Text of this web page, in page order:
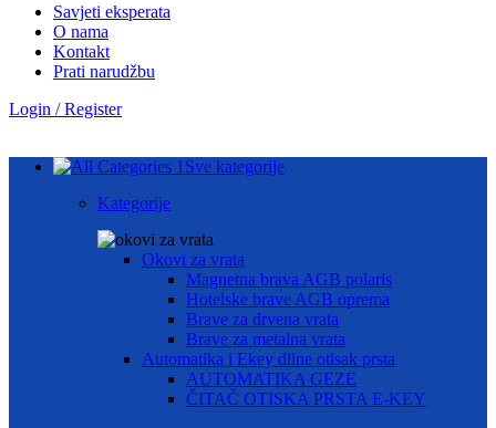
Savjeti eksperata
O nama
Kontakt
Prati narudžbu
Login / Register
Sve kategorije
Kategorije
Okovi za vrata
Magnetna brava AGB polaris
Hotelske brave AGB oprema
Brave za drvena vrata
Brave za metalna vrata
Automatika i Ekey dline otisak prsta
AUTOMATIKA GEZE
ČITAČ OTISKA PRSTA E-KEY